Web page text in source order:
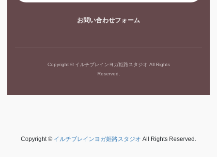
お問い合わせフォーム
Copyright © イルチブレインヨガ姫路スタジオ All Rights
Reserved.
Copyright © イルチブレインヨガ姫路スタジオ All Rights Reserved.